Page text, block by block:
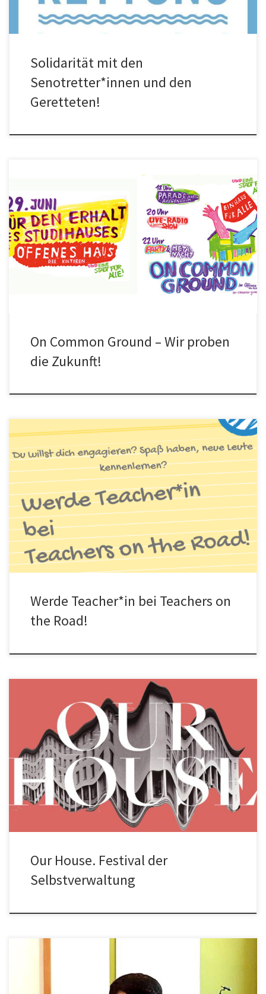
Solidarität mit den
Senotretter*innen und den
Geretteten!
Ein halbes Jahr lang haben mehr als zwei Dutzend Frankfurter
Organisationen und Initiativen, auch wir als Teachers on the
Road/NKS, […]
On Common Ground – Wir proben
die Zukunft!
Du willst dich engagieren? Spaß haben, neue nette Leute
kennenlernen? Dann werd‘ Teacher*in in einem unserer Kurse!
Vor-Erfahrung im Unterrichten […]
Werde Teacher*in bei Teachers on
the Road!
Our House. Festival der Selbstverwaltung. Unsere NGO Netzwerk
Konkrete Solidarität e.V. ist mit dem Projekt Teachers on the Road
an […]
Our House. Festival der
Selbstverwaltung